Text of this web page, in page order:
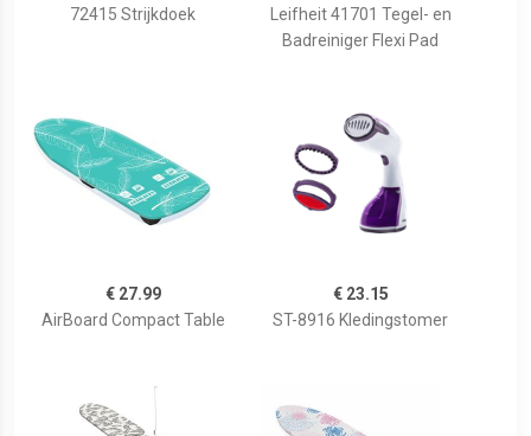
72415 Strijkdoek
Leifheit 41701 Tegel- en
Badreiniger Flexi Pad
€ 27.99
AirBoard Compact Table
€ 23.15
ST-8916 Kledingstomer